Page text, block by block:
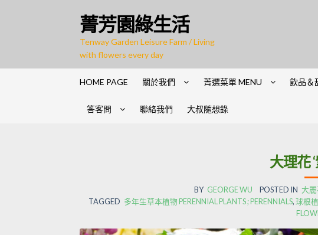
to
navigation
to
content
菁芳園綠生活
Tenway Garden Leisure Farm / Living
with flowers every day
HOME PAGE 關於我們 菁選菜單 MENU 飲品＆
答客問 聯絡我們 大叔隨想錄
大理花
BY GEORGE WU POSTED IN 大
TAGGED 多年生草本植物 PERENNIAL PLANTS ; PERENNIALS,球根